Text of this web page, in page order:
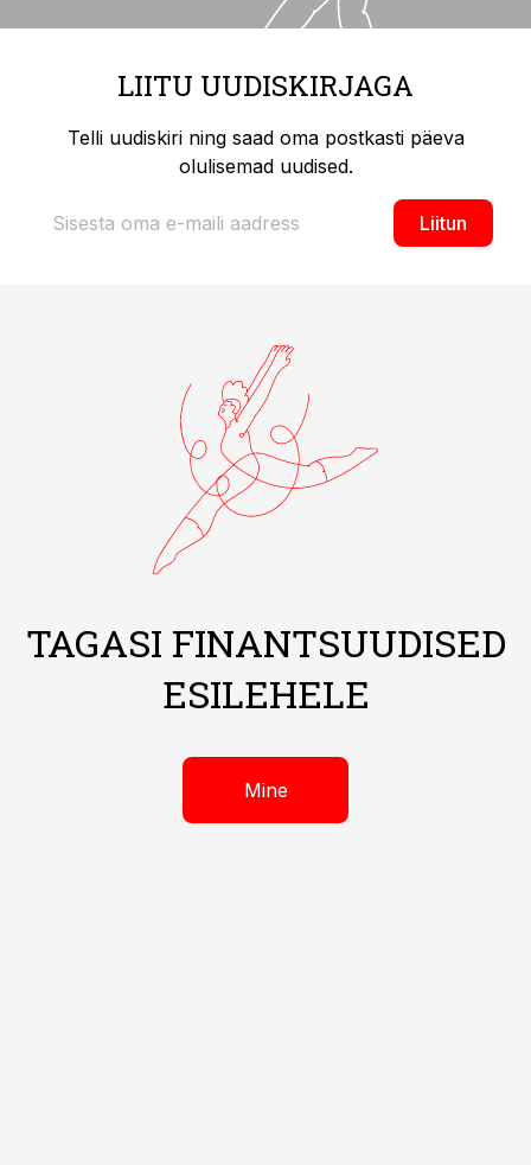
LIITU UUDISKIRJAGA
Telli uudiskiri ning saad oma postkasti päeva
olulisemad uudised.
Liitun
TAGASI FINANTSUUDISED
ESILEHELE
Mine